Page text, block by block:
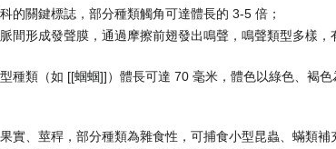
的關鍵標誌，部分種類觸角可達體長的 3-5 倍；
間形成發聲膜，通過摩擦前翅發出鳴聲，鳴聲類型多樣
種類（如 [[蝈蝈]]）體長可達 70 毫米，體色以綠色、褐色
實、莖稈，部分種類為雜食性，可捕食小型昆蟲、蟎類補